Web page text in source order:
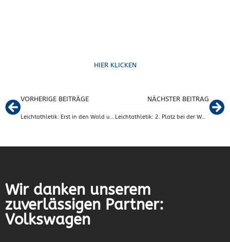
HIER KLICKEN
VORHERIGE BEITRÄGE
Leichtathletik: Erst in den Wald und dann ab in die Halle!
NÄCHSTER BEITRAG
Leichtathletik: 2. Platz bei der WAZ-Aktion Schritt für Schritt mit unseren Läufern
Wir danken unserem
zuverlässigen Partner:
Volkswagen